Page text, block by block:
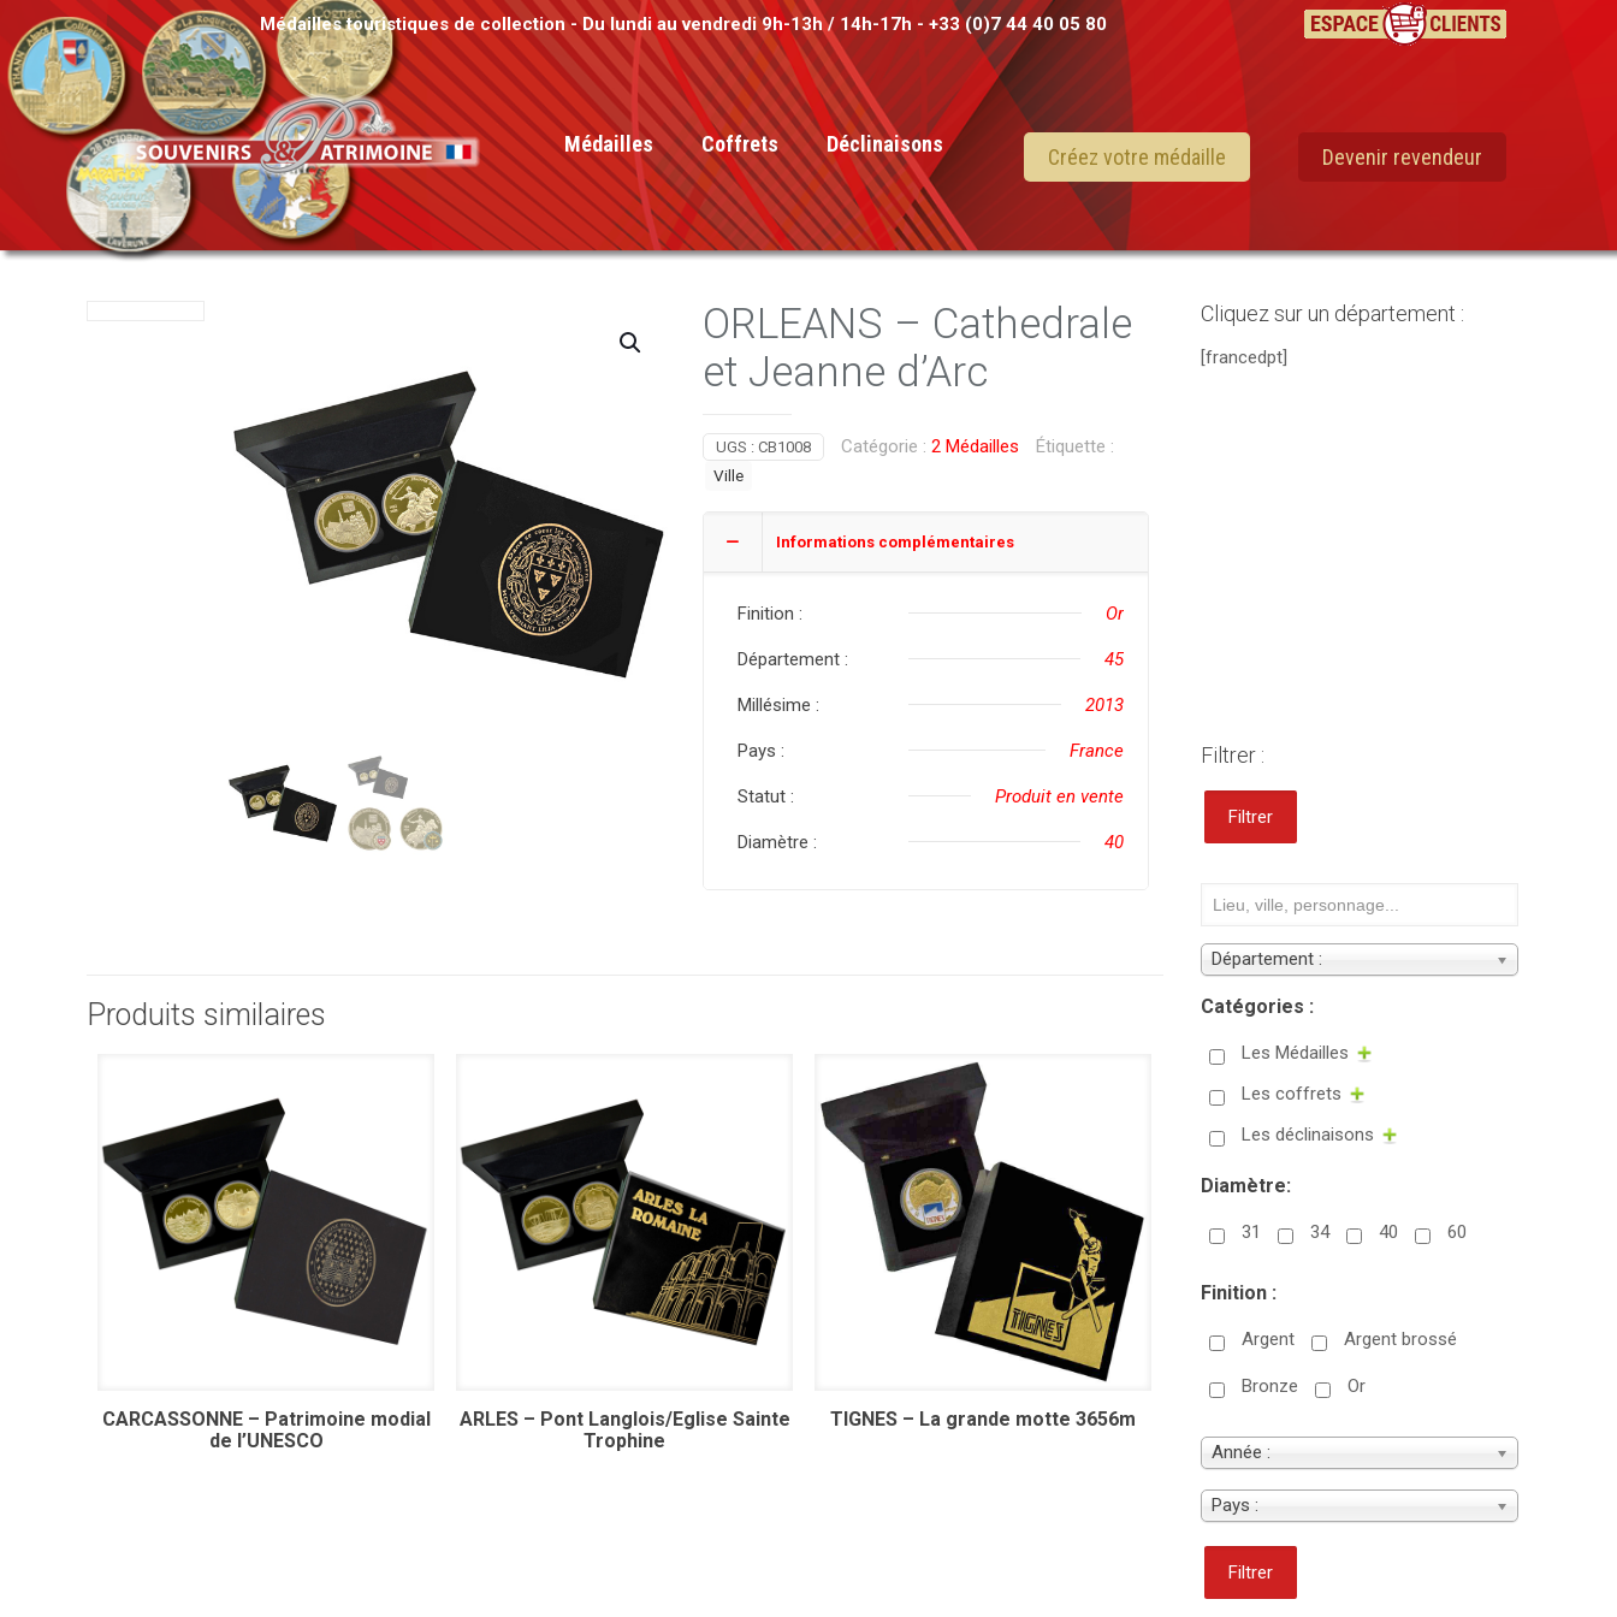
Médailles touristiques de collection - Du lundi au vendredi 9h-13h / 14h-17h - +33 (0)7 44 40 05 80
Médailles Coffrets Déclinaisons Créez votre médaille Devenir revendeur
ORLEANS – Cathedrale
et Jeanne d’Arc
UGS : CB1008 Catégorie : 2 Médailles Étiquette :
Ville
Informations complémentaires
Finition : Or
Département : 45
Millésime : 2013
Pays : France
Statut : Produit en vente
Diamètre : 40
Produits similaires
CARCASSONNE – Patrimoine modial
de l’UNESCO
ARLES – Pont Langlois/Eglise Sainte
Trophine
TIGNES – La grande motte 3656m
Cliquez sur un département :
[francedpt]
Filtrer :
Filtrer
Département :
Catégories :
Les Médailles
Les coffrets
Les déclinaisons
Diamètre:
31 34 40 60
Finition :
Argent Argent brossé
Bronze Or
Année :
Pays :
Filtrer